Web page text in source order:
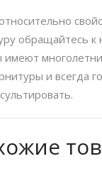
обращайтесь
и всегда